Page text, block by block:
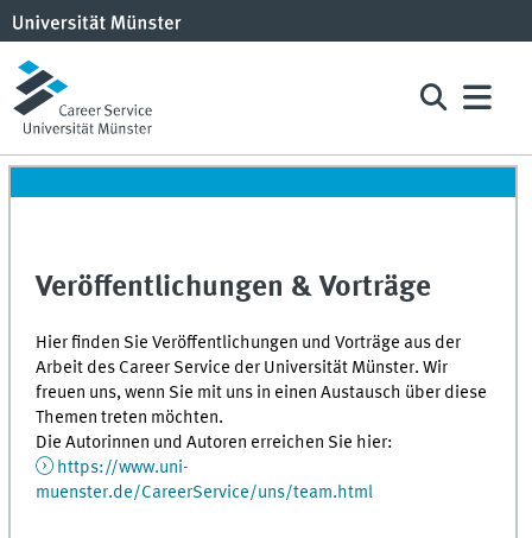
Veröffentlichungen & Vorträge
Hier finden Sie Veröffentlichungen und Vorträge aus der
Arbeit des Career Service der Universität Münster. Wir
freuen uns, wenn Sie mit uns in einen Austausch über diese
Themen treten möchten.
Die Autorinnen und Autoren erreichen Sie hier:
https://www.uni-
muenster.de/CareerService/uns/team.html